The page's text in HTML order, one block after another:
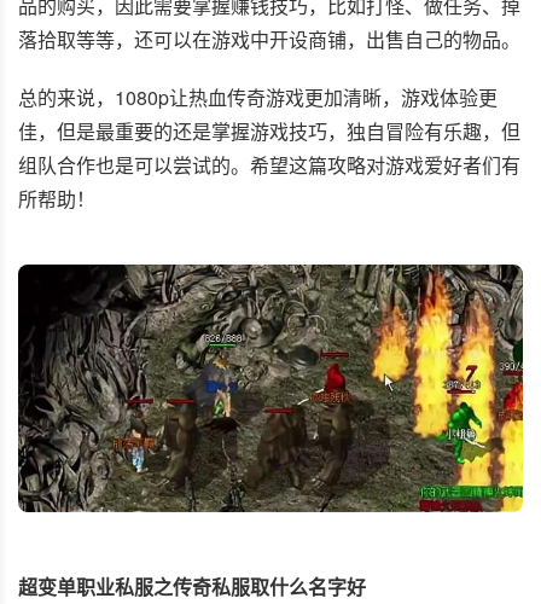
落拾取等等，还可以在游戏中开设商铺，出售自己的物品。
总的来说，1080p让热血传奇游戏更加清晰，游戏体验更
佳，但是最重要的还是掌握游戏技巧，独自冒险有乐趣，但
组队合作也是可以尝试的。希望这篇攻略对游戏爱好者们有
所帮助！
超变单职业私服之传奇私服取什么名字好